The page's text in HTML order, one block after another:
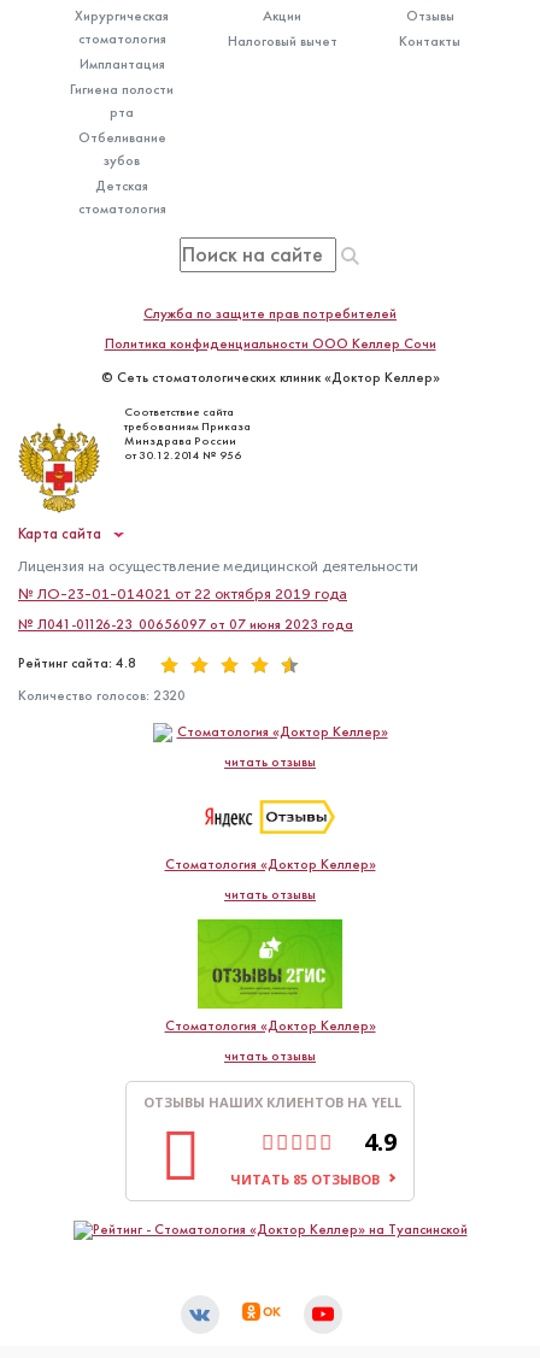
Хирургическая
стоматология
Имплантация
Гигиена полости
рта
Отбеливание
зубов
Детская
стоматология
Акции
Налоговый вычет
Отзывы
Контакты
Служба по защите прав потребителей
Политика конфиденциальности ООО Келлер Сочи
© Сеть стоматологических клиник «Доктор Келлер»
Соответствие сайта
требованиям Приказа
Минздрава России
от 30.12.2014 № 956
Карта сайта
Лицензия на осуществление медицинской деятельности
№ ЛО-23-01-014021 от 22 октября 2019 года
№ Л041-01126-23_00656097 от 07 июня 2023 года
Рейтинг сайта: 4.8
Количество голосов: 2320
Стоматология «Доктор Келлер»
читать отзывы
Стоматология «Доктор Келлер»
читать отзывы
Стоматология «Доктор Келлер»
читать отзывы
ОТЗЫВЫ НАШИХ КЛИЕНТОВ НА YELL
4.9
ЧИТАТЬ 85 ОТЗЫВОВ